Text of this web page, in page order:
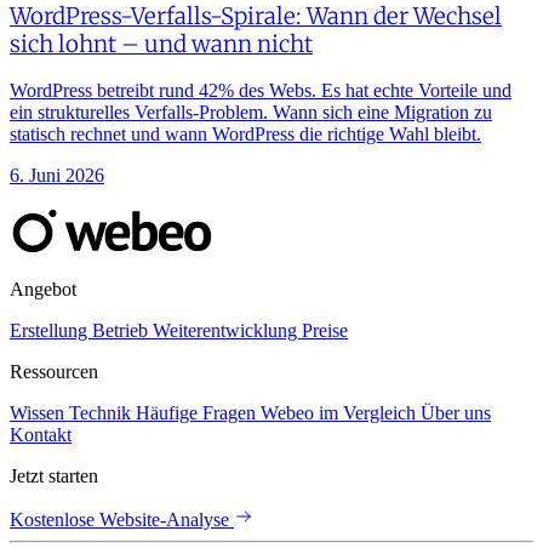
WordPress-Verfalls-Spirale: Wann der Wechsel
sich lohnt – und wann nicht
WordPress betreibt rund 42% des Webs. Es hat echte Vorteile und
ein strukturelles Verfalls-Problem. Wann sich eine Migration zu
statisch rechnet und wann WordPress die richtige Wahl bleibt.
6. Juni 2026
Angebot
Erstellung Betrieb Weiterentwicklung Preise
Ressourcen
Wissen Technik Häufige Fragen Webeo im Vergleich Über uns
Kontakt
Jetzt starten
Kostenlose Website-Analyse